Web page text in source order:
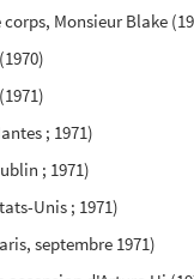
corps, Monsieur Blake
; 1971)
; 1971)
Unis ; 1971)
septembre 1971)